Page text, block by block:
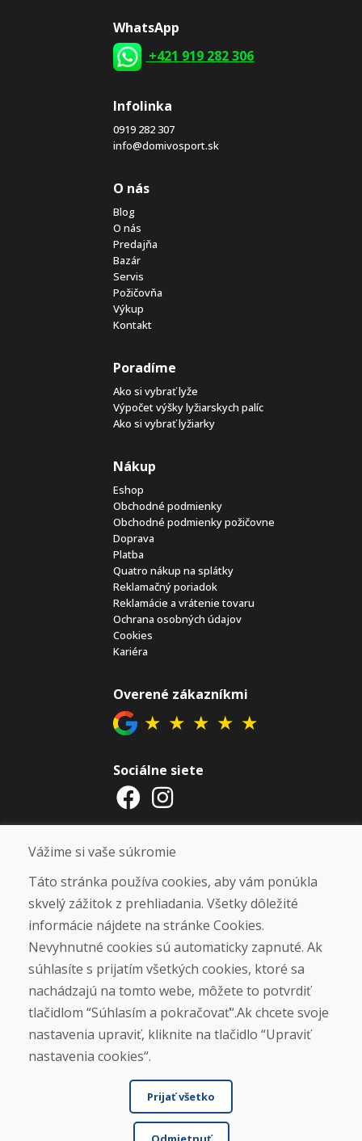
WhatsApp
+421 919 282 306
Infolinka
0919 282 307
info@domivosport.sk
O nás
Blog
O nás
Predajňa
Bazár
Servis
Požičovňa
Výkup
Kontakt
Poradíme
Ako si vybrať lyže
Výpočet výšky lyžiarskych palíc
Ako si vybrať lyžiarky
Nákup
Eshop
Obchodné podmienky
Obchodné podmienky požičovne
Doprava
Platba
Quatro nákup na splátky
Reklamačný poriadok
Reklamácie a vrátenie tovaru
Ochrana osobných údajov
Cookies
Kariéra
Overené zákazníkmi
★ ★ ★ ★ ★
Sociálne siete
Otváracie hodiny
UKONČENÁ. ĎAKUJEME VÁM ZA
PRIAZEŇ A TEŠÍME SA NA VÁS OPÄŤ
OD 14. 9. 2026.
Nájsť na Google mape
Vážime si vaše súkromie
Táto stránka používa cookies, aby vám ponúkla
skvelý zážitok z prehliadania. Všetky dôležité
informácie nájdete na stránke Cookies.
Nevyhnutné cookies sú automaticky zapnuté. Ak
súhlasíte s prijatím všetkých cookies, ktoré sa
nachádzajú na tomto webe, môžete to potvrdiť
tlačidlom “Súhlasím a pokračovať“.Ak chcete svoje
nastavenia upraviť, kliknite na tlačidlo “Upraviť
nastavenia cookies“.
Prijať všetko